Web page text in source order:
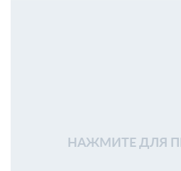
НАЖМИТЕ ДЛЯ